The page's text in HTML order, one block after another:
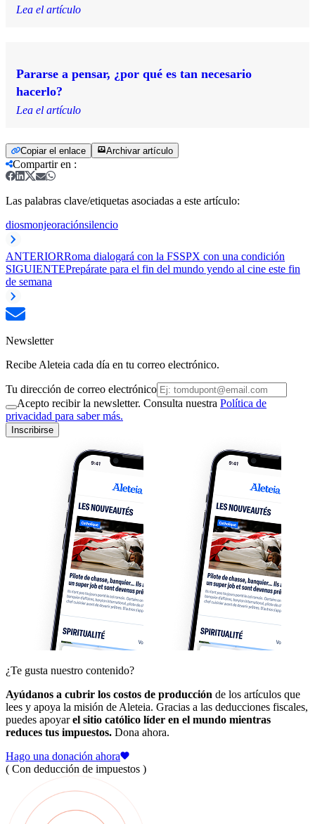
Lea el artículo
Pararse a pensar, ¿por qué es tan necesario
hacerlo?
Lea el artículo
Copiar el enlace Archivar artículo
Compartir en :
Las palabras clave/etiquetas asociadas a este artículo:
diosmonjeoraciónsilencio
ANTERIORRoma dialogará con la FSSPX con una condición
SIGUIENTEPrepárate para el fin del mundo yendo al cine este fin
de semana
Newsletter
Recibe Aleteia cada día en tu correo electrónico.
Tu dirección de correo electrónico
Acepto recibir la newsletter. Consulta nuestra Política de
privacidad para saber más.
Inscribirse
¿Te gusta nuestro contenido?
Ayúdanos a cubrir los costos de producción de los artículos que
lees y apoya la misión de Aleteia. Gracias a las deducciones fiscales,
puedes apoyarel sitio católico líder en el mundo mientras
reduces tus impuestos. Dona ahora.
Hago una donación ahora
( Con deducción de impuestos )